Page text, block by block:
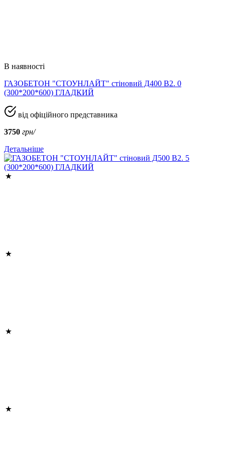
В наявності
ГАЗОБЕТОН "СТОУНЛАЙТ" стіновий Д400 В2. 0
(300*200*600) ГЛАДКИЙ
від офіційного представника
3750 грн/
Детальніше